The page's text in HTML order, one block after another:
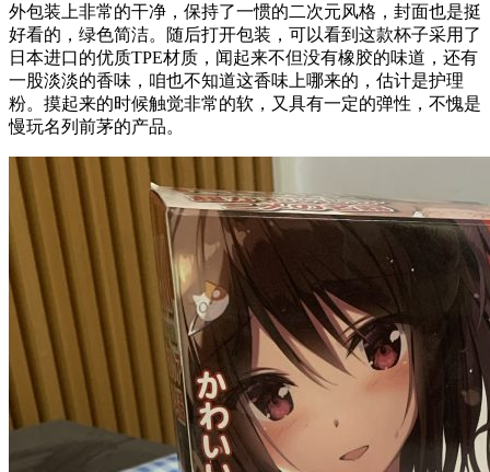
外包装上非常的干净，保持了一惯的二次元风格，封面也是挺
好看的，绿色简洁。随后打开包装，可以看到这款杯子采用了
日本进口的优质TPE材质，闻起来不但没有橡胶的味道，还有
一股淡淡的香味，咱也不知道这香味上哪来的，估计是护理
粉。摸起来的时候触觉非常的软，又具有一定的弹性，不愧是
慢玩名列前茅的产品。